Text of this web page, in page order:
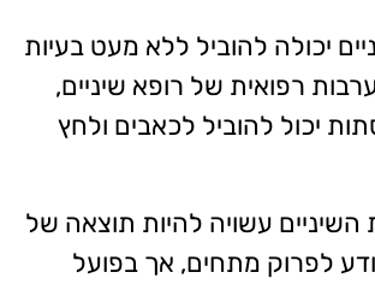
יכולה להוביל ללא מעט בעיות
רפואית של רופא שיניים,
יכול להוביל לכאבים ולחץ
השיניים עשויה להיות תוצאה של
מודע לפרוק מתחים, אך בפועל